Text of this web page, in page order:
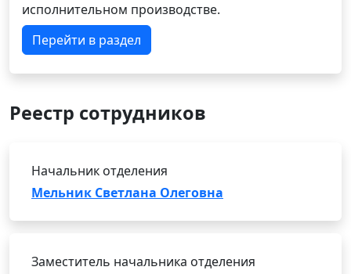
исполнительном производстве.
Перейти в раздел
Реестр сотрудников
Начальник отделения
Мельник Светлана Олеговна
Заместитель начальника отделения